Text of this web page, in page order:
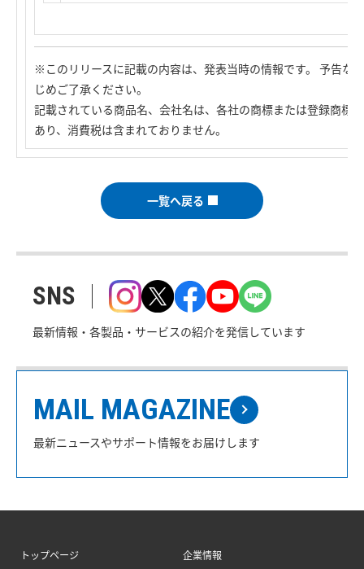
※このリリースに記載の内容は、発表当時の情報です。 予告な
じめご了承ください。
記載されている商品名、会社名は、各社の商標または登録商標
あり、消費税は含まれておりません。
一覧へ戻る
SNS
最新情報・各製品・サービスの紹介を発信しています
MAIL MAGAZINE
最新ニュースやサポート情報をお届けします
トップページ
企業情報